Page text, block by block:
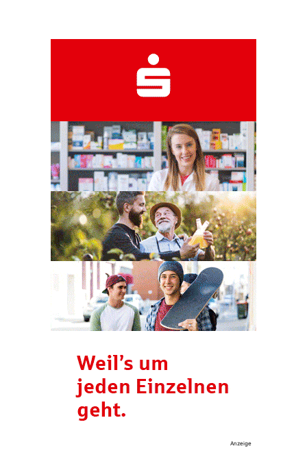
Anzeige